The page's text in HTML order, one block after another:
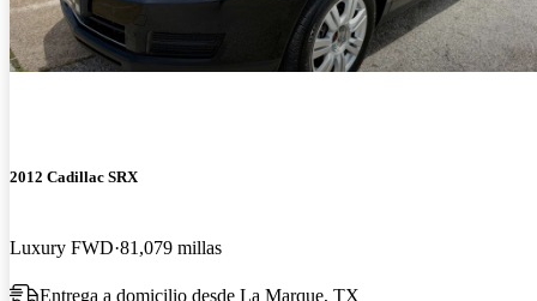
2012 Cadillac SRX
Luxury FWD 81,079 millas
Entrega a domicilio desde La Marque, TX